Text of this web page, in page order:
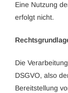
Eine Nutzung
erfolgt nicht.
Die
DSGVO, also
Bereitstellung